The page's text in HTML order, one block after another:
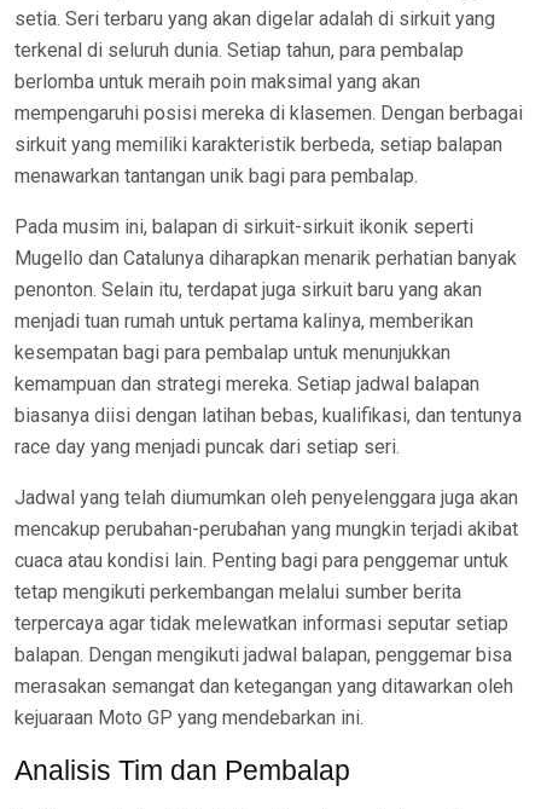
setia. Seri terbaru yang akan digelar adalah di sirkuit yang
terkenal di seluruh dunia. Setiap tahun, para pembalap
berlomba untuk meraih poin maksimal yang akan
mempengaruhi posisi mereka di klasemen. Dengan berbagai
sirkuit yang memiliki karakteristik berbeda, setiap balapan
menawarkan tantangan unik bagi para pembalap.
Pada musim ini, balapan di sirkuit-sirkuit ikonik seperti
Mugello dan Catalunya diharapkan menarik perhatian banyak
penonton. Selain itu, terdapat juga sirkuit baru yang akan
menjadi tuan rumah untuk pertama kalinya, memberikan
kesempatan bagi para pembalap untuk menunjukkan
kemampuan dan strategi mereka. Setiap jadwal balapan
biasanya diisi dengan latihan bebas, kualifikasi, dan tentunya
race day yang menjadi puncak dari setiap seri.
Jadwal yang telah diumumkan oleh penyelenggara juga akan
mencakup perubahan-perubahan yang mungkin terjadi akibat
cuaca atau kondisi lain. Penting bagi para penggemar untuk
tetap mengikuti perkembangan melalui sumber berita
terpercaya agar tidak melewatkan informasi seputar setiap
balapan. Dengan mengikuti jadwal balapan, penggemar bisa
merasakan semangat dan ketegangan yang ditawarkan oleh
kejuaraan Moto GP yang mendebarkan ini.
Analisis Tim dan Pembalap